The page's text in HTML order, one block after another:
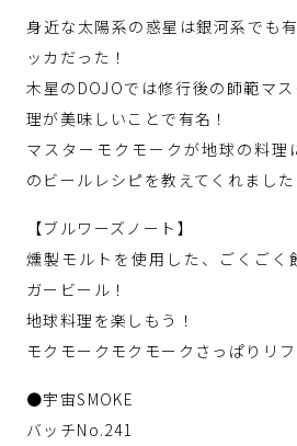
身近な太陽系の惑星は銀河系でも
ッカだった！
木星のDOJOでは修行後の師範マ
理が美味しいことで有名！
マスターモクモークが地球の料理
のビールレシピを教えてくれました
【ブルワーズノート】
燻製モルトを使用した、ごくごく
ガービール！
地球料理を楽しもう！
モクモークモクモークさっぱりリフ
●宇宙SMOKE
バッチNo.241